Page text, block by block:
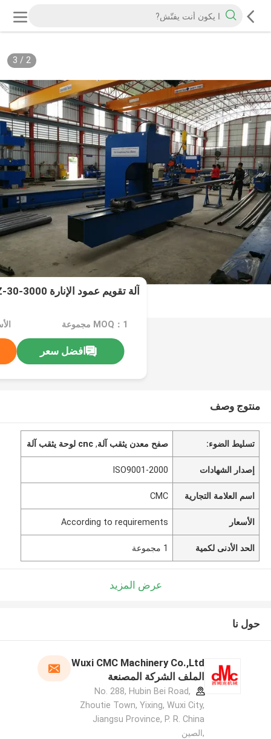
2
/
3
آلة تقويم عمود الإنارة JZ-30-3000
MOQ：1 مجموعة
افضل سعر
منتوج وصف
تسليط الضوء: صفح معدن يثقب آلة,cnc لوحة يثقب آلة
إصدار الشهادات ISO9001-2000
اسم العلامة التجارية CMC
الأسعار According to requirements
الحد الأدنى لكمية 1 مجموعة
عرض المزيد
حول نا
Wuxi CMC Machinery Co.,Ltd
الملف الشركة المصنعة
No. 288, Hubin Bei Road,
Zhoutie Town, Yixing, Wuxi City,
Jiangsu Province, P. R. China
,الصين